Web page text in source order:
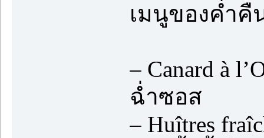
เมนูของค่ำคื
– Canard à
ฉ่ำซอส
– Huîtres